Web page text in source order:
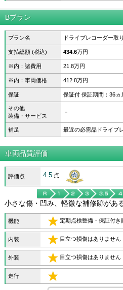
Bプラン
プラン名 ドライブレコーダー取
支払総額 (税込) 434.6万円
※内：諸費用 21.8万円
※内：車両価格 412.8万円
保証 保証付 保証期間：36ヵ
その他
装備・サービス
－
補足 最近の必需品ドライブ
車両品質評価
評価点 4.5 点
小さな傷・凹み、軽微な補修跡があ
機能 定期点検整備・保証付き
内装 目立つ損傷はありません
外装 目立つ損傷はありません
走行